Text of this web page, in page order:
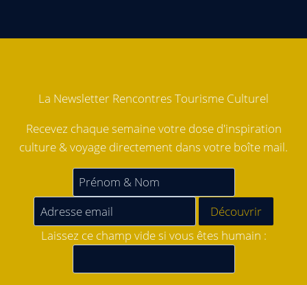
La Newsletter Rencontres Tourisme Culturel
Recevez chaque semaine votre dose d'inspiration
culture & voyage directement dans votre boîte mail.
Laissez ce champ vide si vous êtes humain :